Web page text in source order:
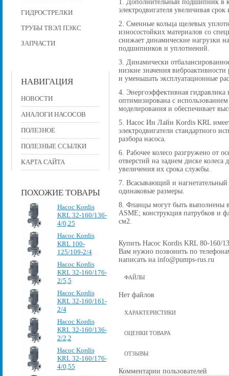
ГИДРОСТРЕЛКИ
ТРУБЫ ТВЭЛ ПЭКС
ЗАПЧАСТИ
НАВИГАЦИЯ
НОВОСТИ
АНАЛОГИ НАСОСОВ
ПОЛЕЗНОЕ
ПОЛЕЗНЫЕ ССЫЛКИ
КАРТА САЙТА
ПОХОЖИЕ ТОВАРЫ
Насос Kordis
KRL 32-160/136-
4/0,25
Насос Kordis
KRL 100-
125/109-2/4
Насос Kordis
KRL 32-160/176-
2/5,5
Насос Kordis
KRL 32-160/161-
2/4
Насос Kordis
KRL 32-160/136-
2/2,2
Насос Kordis
KRL 32-160/176-
4/0,55
электродвигателя увеличивая
2. Сменные кольца щелевых
износостойких материалов со
снижает динамические нагрузки
подшипников и уплотнений.
3. Динамически
низкие значения виброактивности
и уменьшать эксплуатационные
4. Энергоэффективная
оптимизирована с
моделирования и обеспечивает
5. Насос Ин Лайн Kordis KRL
электродвигатели стандартного
разбора насоса.
6. Рабочее колесо разгружено от
отверстий на заднем диске
увеличения их срока службы.
7. Всасывающий и
одинаковые размеры.
8. Фланцы могут быть выполнены
ASME; конструкция патрубков и
см2.
Купить Насос Kordis KRL 80-160/
Вам нужно позвонить по
написать на info@pumps-rus.ru
ФАЙЛЫ
Нет файлов
ХАРАКТЕРИСТИКИ
ОЦЕНКИ ТОВАРА
ОТЗЫВЫ
Комментарии пользователей